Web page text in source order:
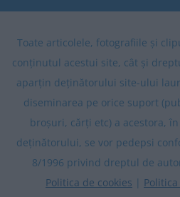
Toate articolele, fotografiile și
conținutul acestui site, cât și
aparțin deținătorului site-ului
diseminarea pe orice suport
broșuri, cărți etc) a acestora,
deținătorului, se vor pedepsi
8/1996 privind dreptul de
Politica de cookies |